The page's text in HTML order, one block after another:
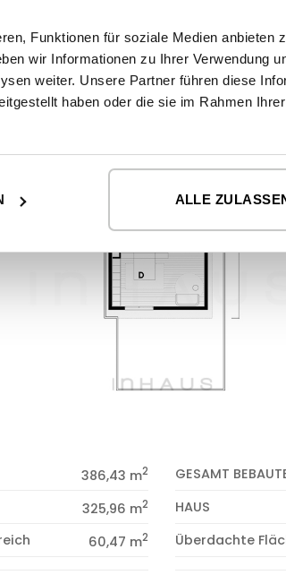
Funktionen für soziale Medien anbieten
wir Informationen zu Ihrer Verwendung
weiter. Unsere Partner führen diese
haben oder die sie im Rahmen
ALLE
386,43 m2
325,96 m2
60,47 m2
GESAMT
HAUS
Überdachte